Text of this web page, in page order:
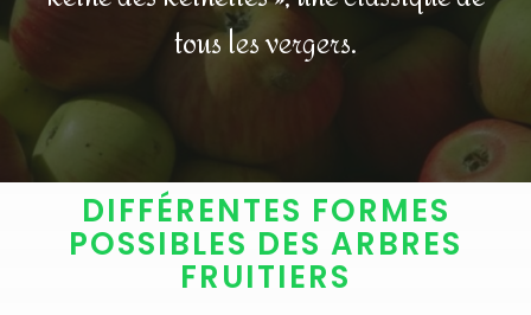
tous les vergers.
DIFFÉRENTES FORMES
POSSIBLES DES ARBRES
FRUITIERS